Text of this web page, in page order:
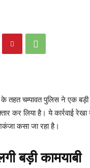
चम्पावत पुलिस ने एक
कर लिया है। ये कार्रवाई
कसा जा रहा है।
बड़ी कामयाबी